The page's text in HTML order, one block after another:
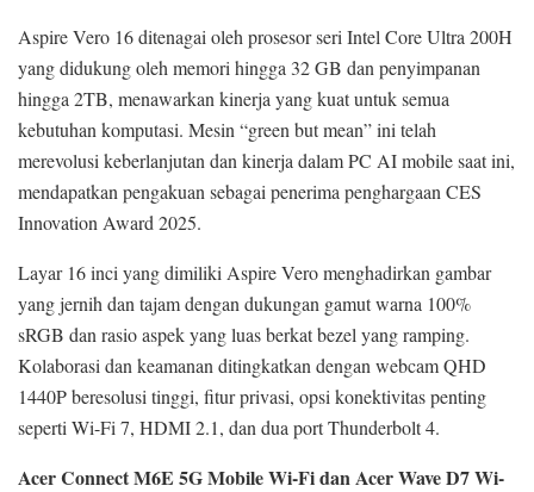
Aspire Vero 16 ditenagai oleh prosesor seri Intel Core Ultra 200H
yang didukung oleh memori hingga 32 GB dan penyimpanan
hingga 2TB, menawarkan kinerja yang kuat untuk semua
kebutuhan komputasi. Mesin “green but mean” ini telah
merevolusi keberlanjutan dan kinerja dalam PC AI mobile saat ini,
mendapatkan pengakuan sebagai penerima penghargaan CES
Innovation Award 2025.
Layar 16 inci yang dimiliki Aspire Vero menghadirkan gambar
yang jernih dan tajam dengan dukungan gamut warna 100%
sRGB dan rasio aspek yang luas berkat bezel yang ramping.
Kolaborasi dan keamanan ditingkatkan dengan webcam QHD
1440P beresolusi tinggi, fitur privasi, opsi konektivitas penting
seperti Wi-Fi 7, HDMI 2.1, dan dua port Thunderbolt 4.
Acer Connect M6E 5G Mobile Wi-Fi dan Acer Wave D7 Wi-